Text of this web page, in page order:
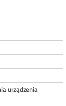
urządzenia